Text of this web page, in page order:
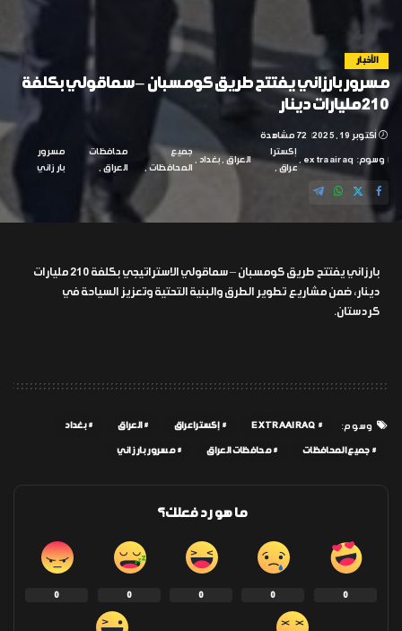
الأخبار
مسرور بارزاني يفتتح طريق كومسبان – سماقولي بكلفة
210 مليارات دينار
أكتوبر 19, 2025 72 مشاهدة
وسوم: extraairaq
إكسترا
عراق
العراق بغداد
جميع
المحافظات
محافظات
العراق
مسرور
بارزاني
بارزاني يفتتح طريق كومسبان – سماقولي الاستراتيجي بكلفة 210 مليارات
دينار، ضمن مشاريع تطوير الطرق والبنية التحتية وتعزيز السياحة في
كردستان.
وسوم: EXTRAAIRAQ إكسترا عراق العراق بغداد
جميع المحافظات محافظات العراق مسرور بارزاني
ما هو رد فعلك؟
0
0
0
0
0